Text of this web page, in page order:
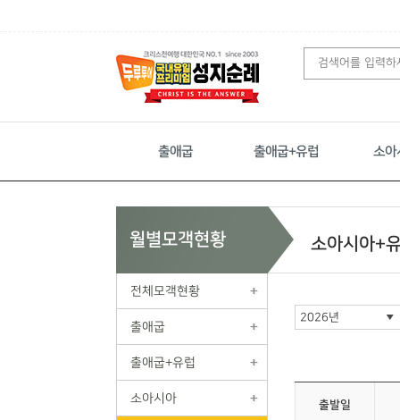
출애굽 출애굽+유럽 소아
월별모객현황
전체모객현황
출애굽
출애굽+유럽
소아시아
소아시아+
출발일